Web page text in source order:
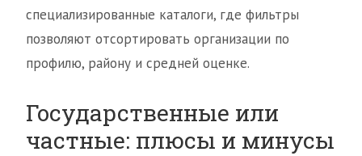
специализированные каталоги, где фильтры
позволяют отсортировать организации по
профилю, району и средней оценке.
Государственные или
частные: плюсы и минусы